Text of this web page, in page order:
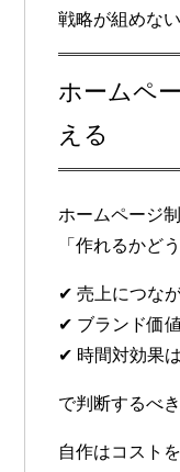
戦略が組めな
ホームペ
える
ホームページ制
「作れるかど
✔ 売上につな
✔ ブランド価
✔ 時間対効果
で判断するべき
自作はコスト